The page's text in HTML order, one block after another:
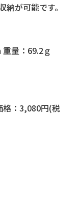
が可能です。
量：69.2ｇ
格：3,080円(税